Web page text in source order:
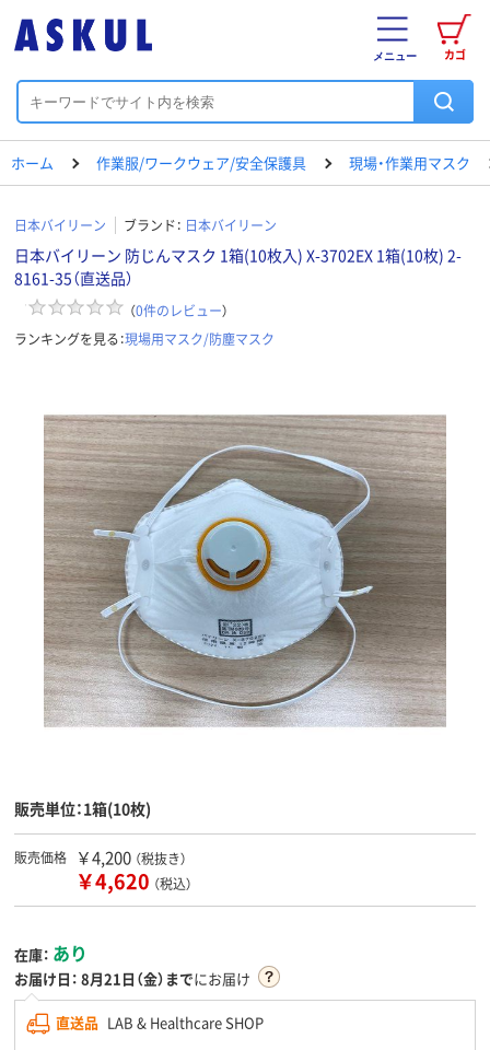
カゴ
メニュー
ホーム 作業服/ワークウェア/安全保護具 現場・作業用マスク
日本バイリーン ブランド： 日本バイリーン
日本バイリーン 防じんマスク 1箱(10枚入) X-3702EX 1箱(10枚) 2-
8161-35（直送品）
（0件のレビュー）
ランキングを見る：現場用マスク/防塵マスク
販売単位：1箱(10枚)
販売価格 ￥4,200 （税抜き）
￥4,620 （税込）
在庫： あり
お届け日： 8月21日（金）までにお届け
直送品 LAB & Healthcare SHOP